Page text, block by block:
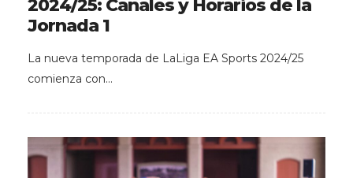
2024/25: Canales y Horarios de la
Jornada 1
La nueva temporada de LaLiga EA Sports 2024/25
comienza con…